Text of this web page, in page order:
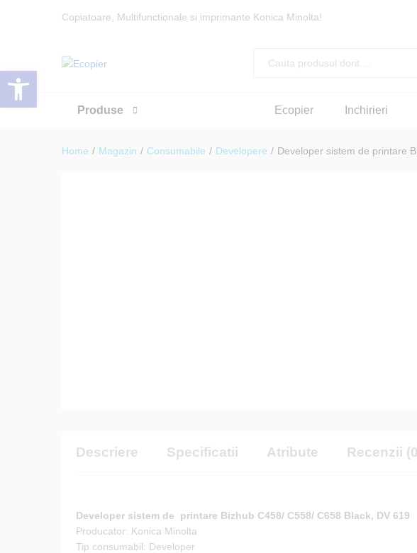
Copiatoare, Multifunctionale si imprimante Konica Minolta!
Produse Ecopier Inchirieri
Home / Magazin / Consumabile / Developere / Developer sistem de printare
Descriere Specificatii Atribute Recenzii
Developer sistem de printare Bizhub C458/ C558/ C658 Black, DV 619
Producator: Konica Minolta
Tip consumabil: Developer
Developer sistem de printare Bizhub C458/
Deschide bara de unelte